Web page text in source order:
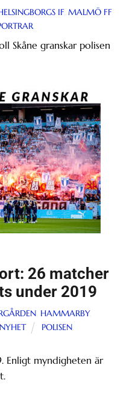
IF, MALMÖ FF
Skåne granskar polisen
26 matcher
under 2019
, HAMMARBY,
NYHET POLISEN,
Enligt myndigheten är